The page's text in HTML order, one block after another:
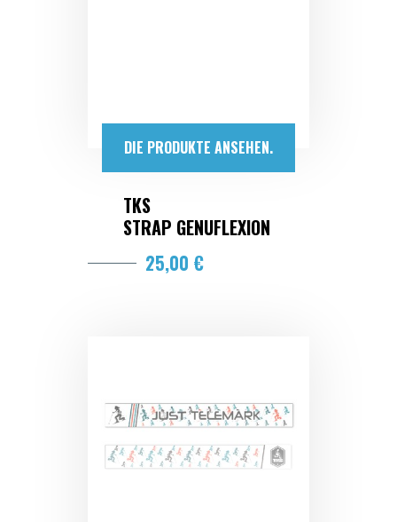
DIE PRODUKTE ANSEHEN.
TKS
STRAP GENUFLEXION
25,00 €